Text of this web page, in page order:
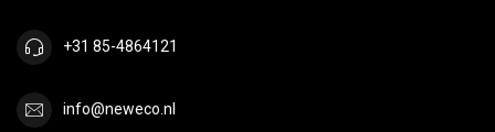
+31 85-4864121
info@neweco.nl